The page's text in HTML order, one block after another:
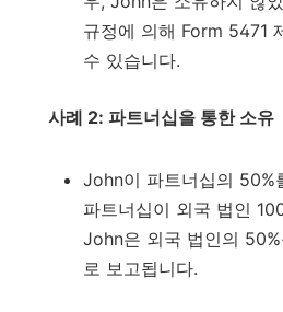
규정에 의해 Form 5471
수 있습니다.
사례 2: 파트너십을 통한 소유
John이 파트너십의 50%
파트너십이 외국 법인
John은 외국 법인의
로 보고됩니다.